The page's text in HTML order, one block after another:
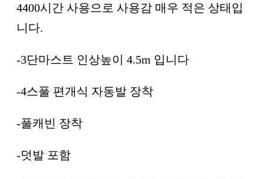
4400시간 사용으로 사용감 매우 적은 상태입
니다.
-3단마스트 인상높이 4.5m 입니다
-4스풀 편개식 자동발 장착
-풀캐빈 장착
-덧발 포함